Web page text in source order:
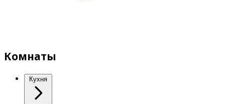
Комнаты
Кухня